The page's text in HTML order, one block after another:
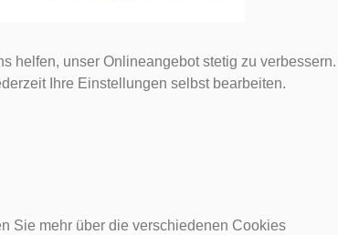
helfen, unser Onlineangebot stetig zu verbessern.
Ihre Einstellungen selbst bearbeiten.
Sie mehr über die verschiedenen Cookies